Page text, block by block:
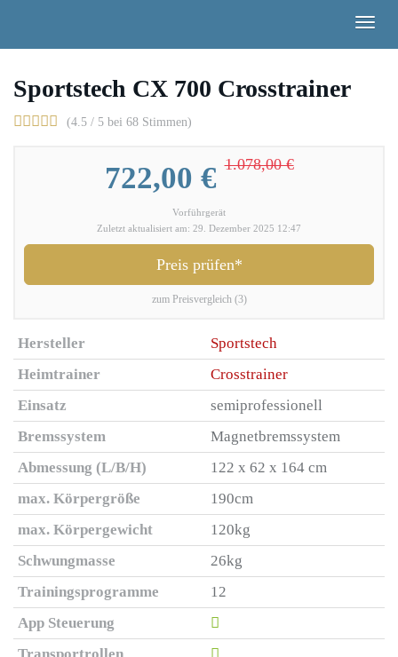
main
Sportstech CX 700 Crosstrainer
(4.5 / 5 bei 68 Stimmen)
722,00 €1.078,00 €
Vorführgerät
Zuletzt aktualisiert am: 29. Dezember 2025 12:47
Preis prüfen*
zum Preisvergleich (3)
Hersteller
Sportstech
Heimtrainer
Crosstrainer
Einsatz
semiprofessionell
Bremssystem
Magnetbremssystem
Abmessung (L/B/H)
122 x 62 x 164 cm
max. Körpergröße
190cm
max. Körpergewicht
120kg
Schwungmasse
26kg
Trainingsprogramme
12
App Steuerung